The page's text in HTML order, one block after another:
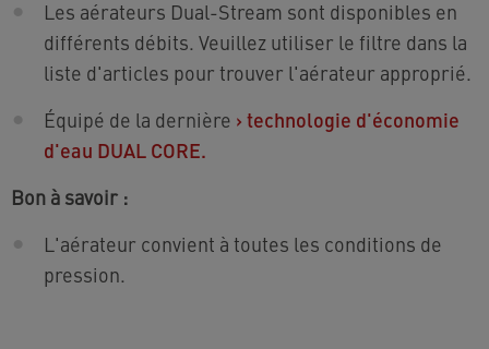
Les aérateurs Dual-Stream sont disponibles en
différents débits. Veuillez utiliser le filtre dans la
liste d'articles pour trouver l'aérateur approprié.
Équipé de la dernière › technologie d'économie
d'eau DUAL CORE.
Bon à savoir :
L'aérateur convient à toutes les conditions de
pression.